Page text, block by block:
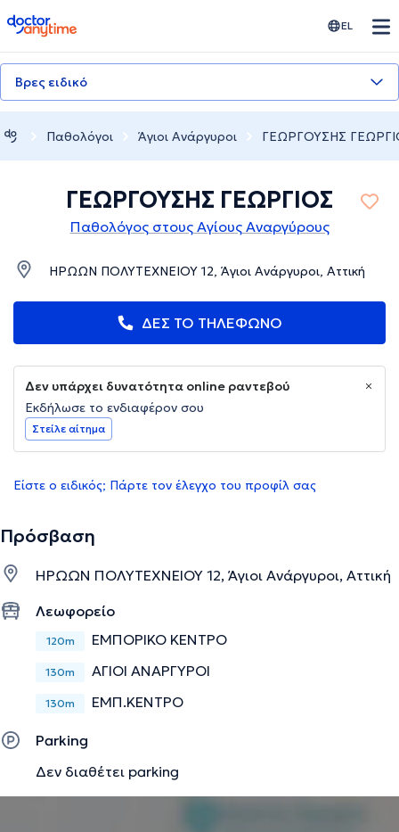
doctoranytime EL
Βρες ειδικό
Παθολόγοι Άγιοι Ανάργυροι ΓΕΩΡΓΟΥΣΗΣ
ΓΕΩΡΓΟΥΣΗΣ ΓΕΩΡΓΙΟΣ
Παθολόγος στους Αγίους Αναργύρους
ΗΡΩΩΝ ΠΟΛΥΤΕΧΝΕΙΟΥ 12, Άγιοι Ανάργυροι, Αττική
ΔΕΣ ΤΟ ΤΗΛΕΦΩΝΟ
Δεν υπάρχει δυνατότητα online ραντεβού
Εκδήλωσε το ενδιαφέρον σου
Στείλε αίτημα
Είστε ο ειδικός; Πάρτε τον έλεγχο του προφίλ σας
Πρόσβαση
ΗΡΩΩΝ ΠΟΛΥΤΕΧΝΕΙΟΥ 12, Άγιοι Ανάργυροι, Αττική
Λεωφορείο
120m ΕΜΠΟΡΙΚΟ ΚΕΝΤΡΟ
130m ΑΓΙΟΙ ΑΝΑΡΓΥΡΟΙ
130m ΕΜΠ.ΚΕΝΤΡΟ
Parking
Δεν διαθέτει parking